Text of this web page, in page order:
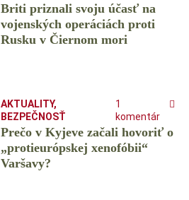
Briti priznali svoju účasť na
vojenských operáciách proti
Rusku v Čiernom mori
AKTUALITY,
BEZPEČNOSŤ
1
komentár
Prečo v Kyjeve začali hovoriť o
„protieurópskej xenofóbii“
Varšavy?